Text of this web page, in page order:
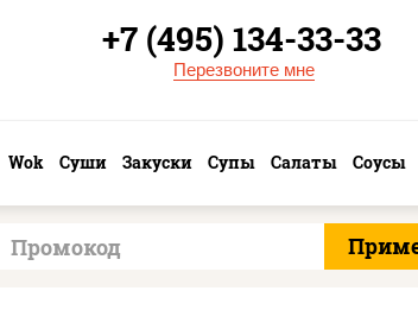
+7 (495) 134-33-33
Перезвоните мне
Wok Суши Закуски Супы Салаты Соусы